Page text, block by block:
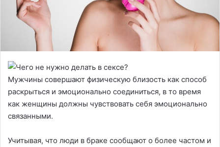
Мужчины совершают физическую близость как способ
раскрыться и эмоционально соединиться, в то время
как женщины должны чувствовать себя эмоционально
связанными.
Учитывая, что люди в браке сообщают о более частом и